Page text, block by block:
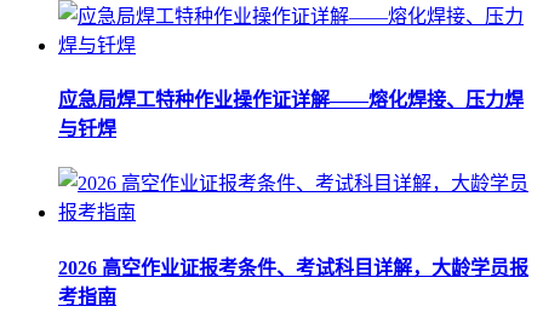
应急局焊工特种作业操作证详解——熔化焊接、压力焊
与钎焊
2026 高空作业证报考条件、考试科目详解，大龄学员报
考指南